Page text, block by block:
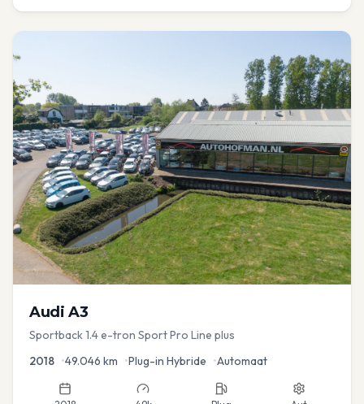
Audi A3
Sportback 1.4 e-tron Sport Pro Line plus
2018 •49.046 km •Plug-in Hybride •Automaat